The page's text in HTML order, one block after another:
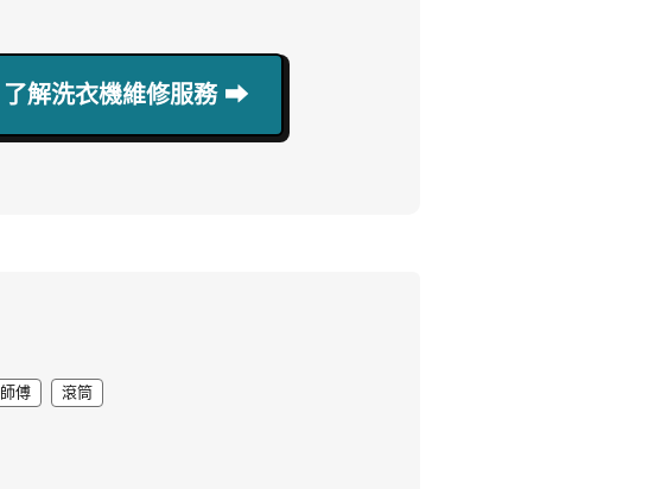
了解洗衣機維修服務 ⮕
師傅 滾筒